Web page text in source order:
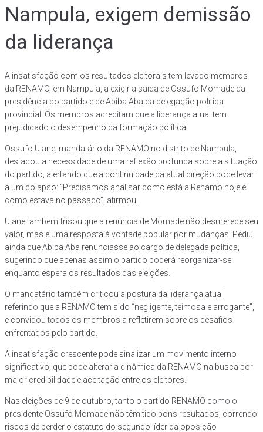
Nampula, exigem demissão
da liderança
A insatisfação com os resultados eleitorais tem levado membros
da RENAMO, em Nampula, a exigir a saída de Ossufo Momade da
presidência do partido e de Abiba Aba da delegação política
provincial. Os membros acreditam que a liderança atual tem
prejudicado o desempenho da formação política.
Ossufo Ulane, mandatário da RENAMO no distrito de Nampula,
destacou a necessidade de uma reflexão profunda sobre a situação
do partido, alertando que a continuidade da atual direção pode levar
a um colapso: “Precisamos analisar como está a Renamo hoje e
como estava no passado”, afirmou.
Ulane também frisou que a renúncia de Momade não desmerece seu
valor, mas é uma resposta à vontade popular por mudanças. Pediu
ainda que Abiba Aba renunciasse ao cargo de delegada política,
sugerindo que apenas assim o partido poderá reorganizar-se
enquanto espera os resultados das eleições.
O mandatário também criticou a postura da liderança atual,
referindo que a RENAMO tem sido “negligente, teimosa e arrogante”,
e convidou todos os membros a refletirem sobre os desafios
enfrentados pelo partido.
A insatisfação crescente pode sinalizar um movimento interno
significativo, que pode alterar a dinâmica da RENAMO na busca por
maior credibilidade e aceitação entre os eleitores.
Nas eleições de 9 de outubro, tanto o partido RENAMO como o
presidente Ossufo Momade não têm tido bons resultados, correndo
riscos de perder o estatuto do segundo líder da oposição